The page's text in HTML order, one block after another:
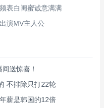
表白闺蜜诚意满满
演MV主人公
送惊喜！
不排除只打22轮
薪是韩国的12倍